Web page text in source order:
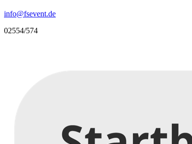
info@fsevent.de
02554/574